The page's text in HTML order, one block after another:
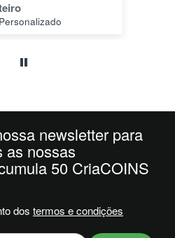
newsletter para
as nossas
50 CriaCOINS
dos termos e condições